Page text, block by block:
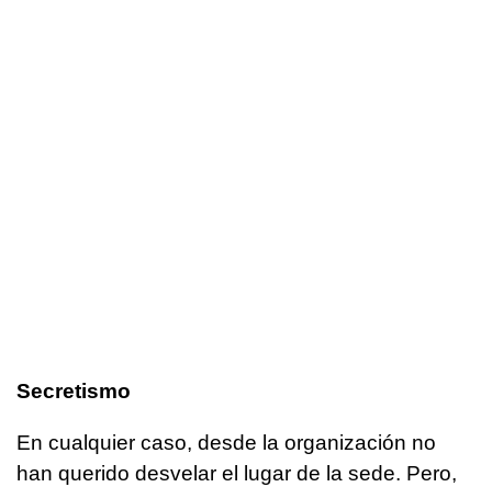
Secretismo
En cualquier caso, desde la organización no
han querido desvelar el lugar de la sede. Pero,